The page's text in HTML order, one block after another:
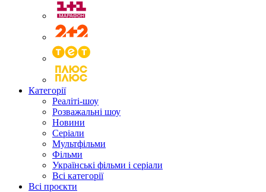
Категорії
Реаліті-шоу
Розважальні шоу
Новини
Серіали
Мультфільми
Фільми
Українські фільми і серіали
Всі категорії
Всі проєкти